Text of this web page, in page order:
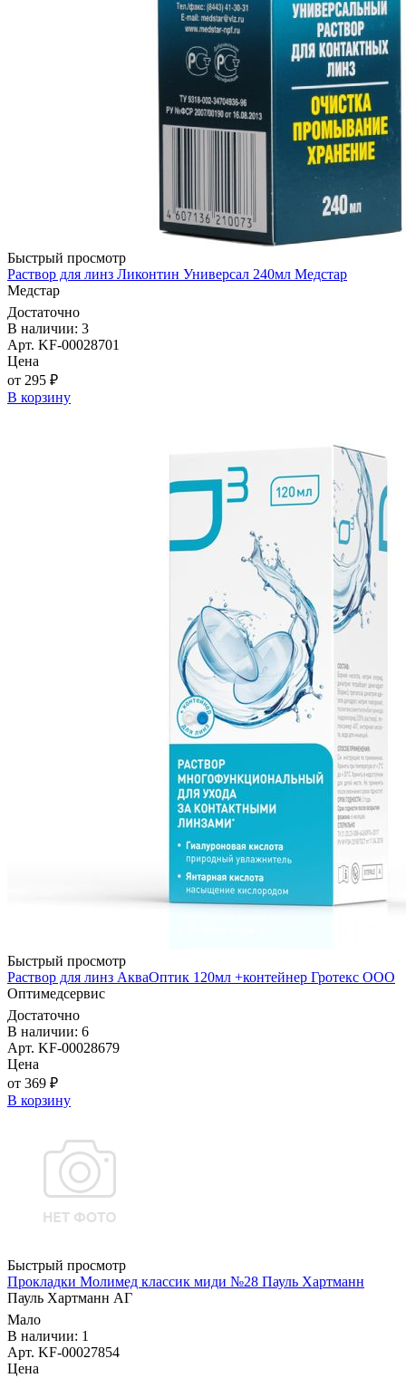
Быстрый просмотр
Раствор для линз Ликонтин Универсал 240мл Медстар
Медстар
Достаточно
В наличии: 3
Арт. KF-00028701
Цена
от 295 ₽
В корзину
Быстрый просмотр
Раствор для линз АкваОптик 120мл +контейнер Гротекс ООО
Оптимедсервис
Достаточно
В наличии: 6
Арт. KF-00028679
Цена
от 369 ₽
В корзину
Быстрый просмотр
Прокладки Молимед классик миди №28 Пауль Хартманн
Пауль Хартманн AГ
Мало
В наличии: 1
Арт. KF-00027854
Цена